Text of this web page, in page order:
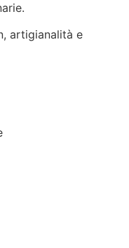
artigianalità e